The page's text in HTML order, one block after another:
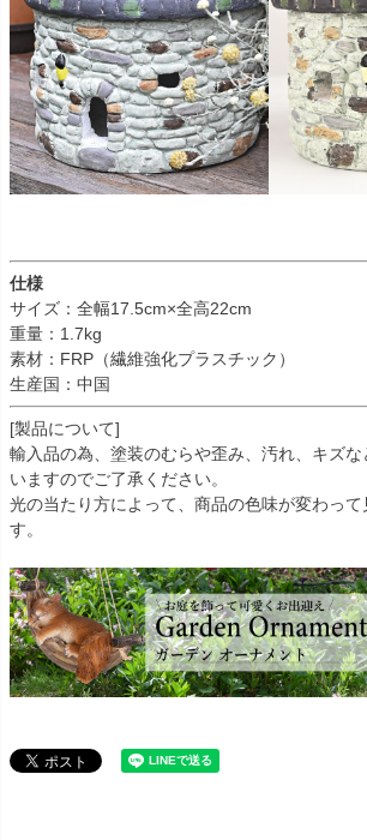
仕様
サイズ：全幅17.5cm×全高22cm
重量：1.7kg
素材：FRP（繊維強化プラスチック）
生産国：中国
[製品について]
輸入品の為、塗装のむらや歪み、汚れ、キズ
いますのでご了承ください。
光の当たり方によって、商品の色味が変わって
す。